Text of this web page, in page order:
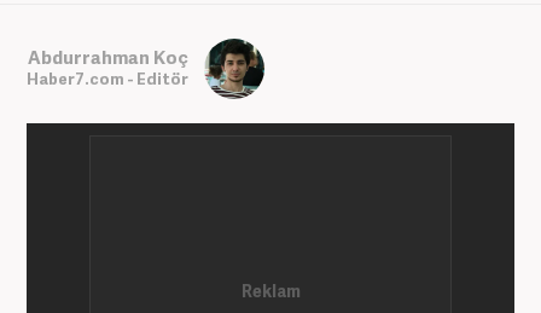
Abdurrahman Koç
Haber7.com - Editör